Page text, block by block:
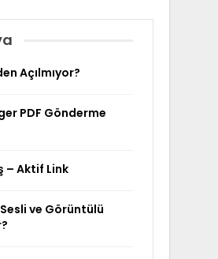
Açılmıyor?
PDF Gönderme
– Aktif Link
ve Görüntülü